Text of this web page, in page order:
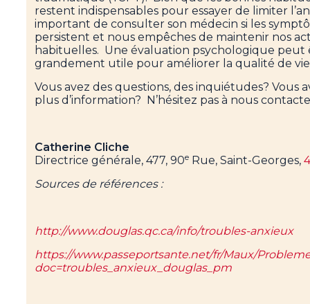
restent indispensables pour essayer de limiter
important de consulter son médecin si les
persistent et nous empêches de maintenir nos
habituelles. Une évaluation psychologique peut
grandement utile pour améliorer la qualité de
Vous avez des questions, des inquiétudes? Vous
plus d’information? N’hésitez pas à nous
Catherine Cliche
Directrice générale, 477, 90e Rue, Saint-Georges,
Sources de références :
http://www.douglas.qc.ca/info/troubles-anxieux
https://www.passeportsante.net/fr/Maux/
doc=troubles_anxieux_douglas_pm